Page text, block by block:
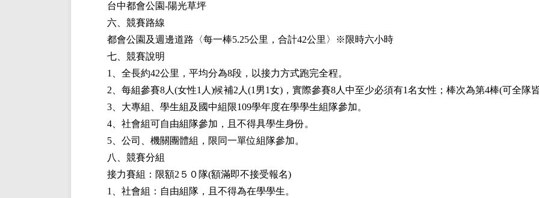
台中都會公園-陽光草坪
六、競賽路線
都會公園及週邊道路〈每一棒5.25公里，合計42公里〉※限時六小時
七、競賽說明
1、全長約42公里，平均分為8段，以接力方式跑完全程。
2、每組參賽8人(女性1人)候補2人(1男1女)，實際參賽8人中至少必須有1名女性；棒次為第4棒(可全隊
3、大專組、學生組及國中組限109學年度在學學生組隊參加。
4、社會組可自由組隊參加，且不得具學生身份。
5、公司、機關團體組，限同一單位組隊參加。
八、競賽分組
接力賽組：限額2５０隊(額滿即不接受報名)
1、社會組：自由組隊，且不得為在學學生。